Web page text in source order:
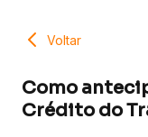
Voltar
Como
Crédito do